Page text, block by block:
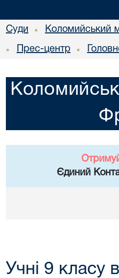
Суди • Коломийський
• Прес-центр •
Єдиний
Учні 9 класу